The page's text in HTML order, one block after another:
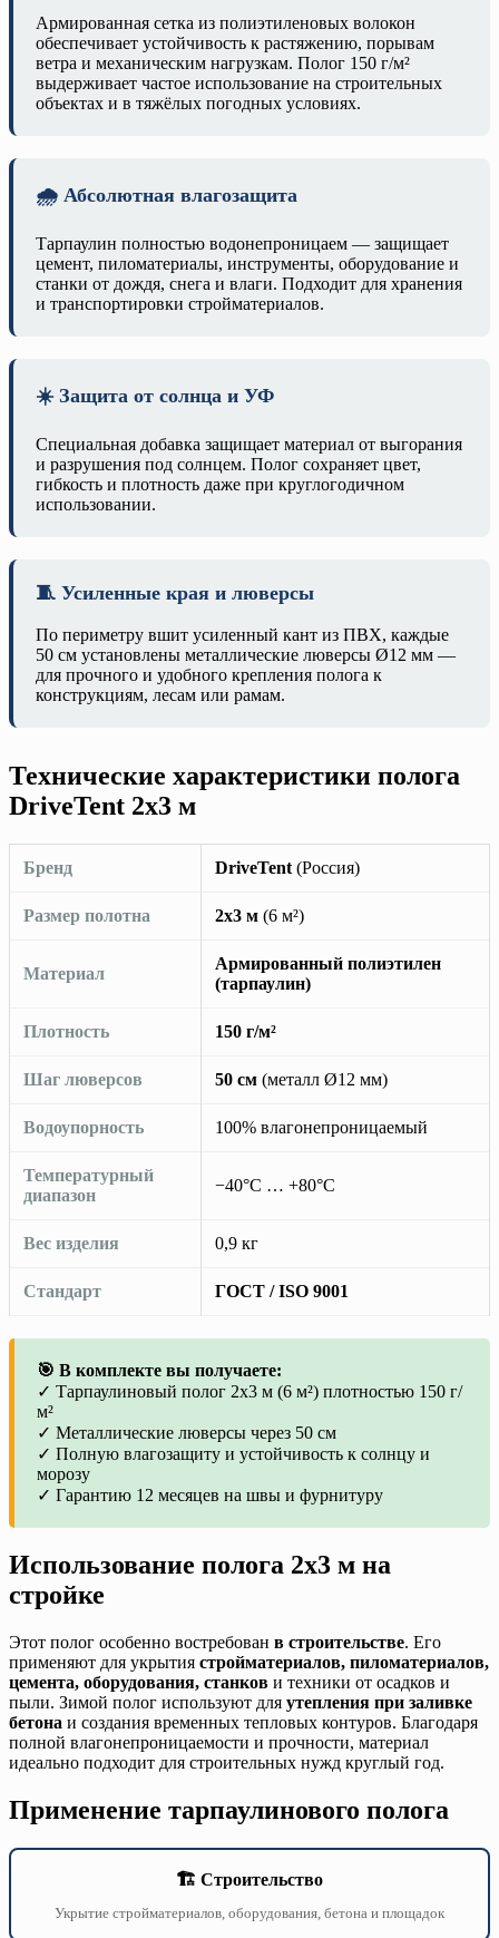
Армированная сетка из полиэтиленовых волокон
обеспечивает устойчивость к растяжению, порывам
ветра и механическим нагрузкам. Полог 150 г/м²
выдерживает частое использование на строительных
объектах и в тяжёлых погодных условиях.
🌧️ Абсолютная влагозащита
Тарпаулин полностью водонепроницаем — защищает
цемент, пиломатериалы, инструменты, оборудование и
станки от дождя, снега и влаги. Подходит для хранения
и транспортировки стройматериалов.
☀️ Защита от солнца и УФ
Специальная добавка защищает материал от выгорания
и разрушения под солнцем. Полог сохраняет цвет,
гибкость и плотность даже при круглогодичном
использовании.
🧵 Усиленные края и люверсы
По периметру вшит усиленный кант из ПВХ, каждые
50 см установлены металлические люверсы Ø12 мм —
для прочного и удобного крепления полога к
конструкциям, лесам или рамам.
Технические характеристики полога
DriveTent 2х3 м
Бренд DriveTent (Россия)
Размер полотна 2х3 м (6 м²)
Материал
Армированный полиэтилен
(тарпаулин)
Плотность 150 г/м²
Шаг люверсов 50 см (металл Ø12 мм)
Водоупорность 100% влагонепроницаемый
Температурный
диапазон
−40°C … +80°C
Вес изделия 0,9 кг
Стандарт ГОСТ / ISO 9001
🎯 В комплекте вы получаете:
✓ Тарпаулиновый полог 2х3 м (6 м²) плотностью 150 г/
м²
✓ Металлические люверсы через 50 см
✓ Полную влагозащиту и устойчивость к солнцу и
морозу
✓ Гарантию 12 месяцев на швы и фурнитуру
Использование полога 2х3 м на
стройке
Этот полог особенно востребован в строительстве. Его
применяют для укрытия стройматериалов, пиломатериалов,
цемента, оборудования, станков и техники от осадков и
пыли. Зимой полог используют для утепления при заливке
бетона и создания временных тепловых контуров. Благодаря
полной влагонепроницаемости и прочности, материал
идеально подходит для строительных нужд круглый год.
Применение тарпаулинового полога
🏗️ Строительство
Укрытие стройматериалов, оборудования, бетона и площадок